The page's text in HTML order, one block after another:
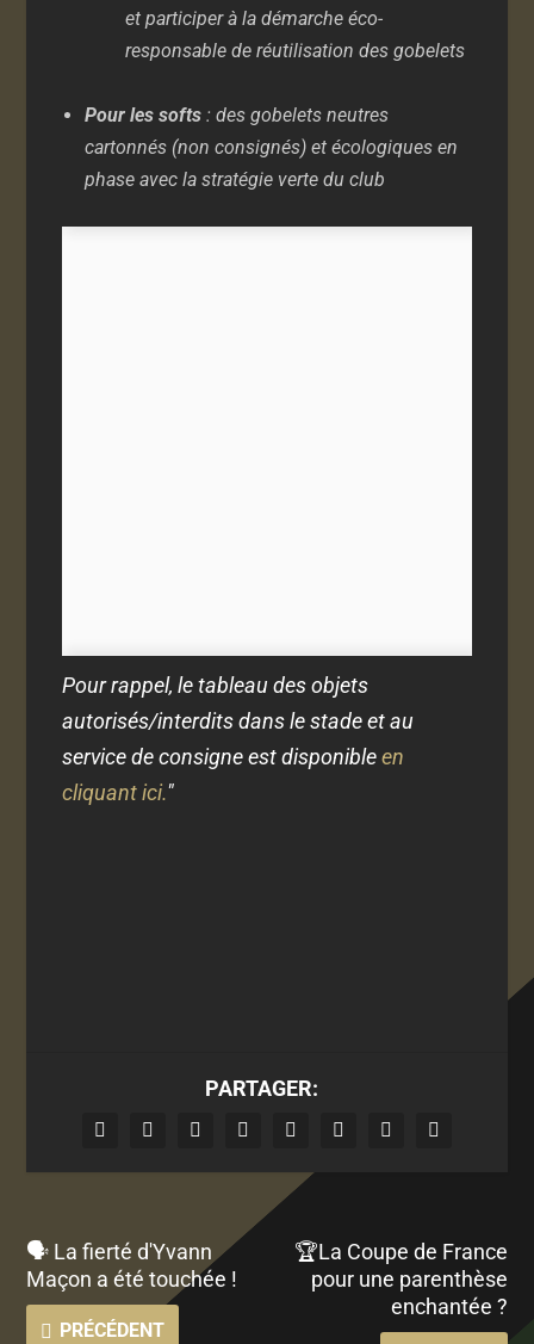
et participer à la démarche éco-
responsable de réutilisation des gobelets
Pour les softs: des gobelets neutres
cartonnés (non consignés) et écologiques en
phase avec la stratégie verte du club
Pour rappel, le tableau des objets
autorisés/interdits dans le stade et au
service de consigne est disponibleen
cliquant ici."
PARTAGER:
🗣 La fierté d'Yvann
Maçon a été touchée !
PRÉCÉDENT
🏆La Coupe de France
pour une parenthèse
enchantée ?